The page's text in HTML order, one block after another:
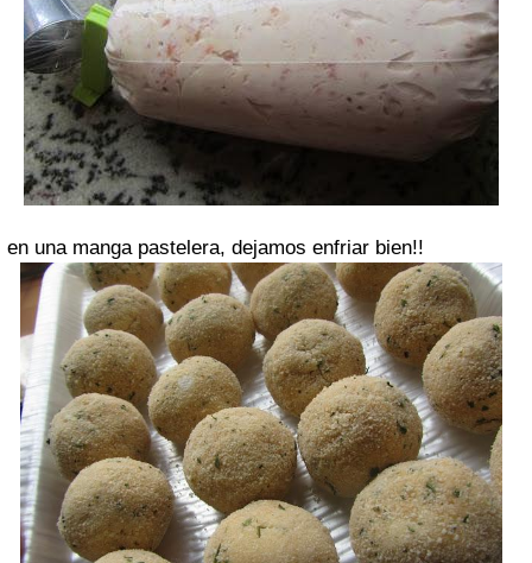
en una manga pastelera, dejamos enfriar bien!!